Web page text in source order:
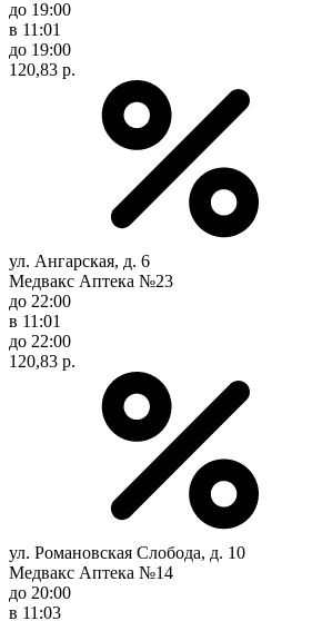
до 19:00
в 11:01
до 19:00
120,83 р.
ул. Ангарская, д. 6
Медвакс Аптека №23
до 22:00
в 11:01
до 22:00
120,83 р.
ул. Романовская Слобода, д. 10
Медвакс Аптека №14
до 20:00
в 11:03